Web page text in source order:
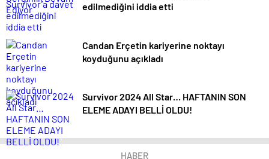
edilmediğini iddia etti
Candan Erçetin kariyerine noktayı
koyduğunu açıkladı
Survivor 2024 All Star… HAFTANIN SON
ELEME ADAYI BELLİ OLDU!
HABER